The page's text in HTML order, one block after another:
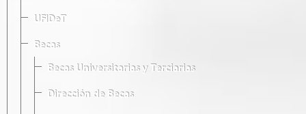
UFIDeT
Becas
Becas Universitarias y Terciarias
Dirección de Becas